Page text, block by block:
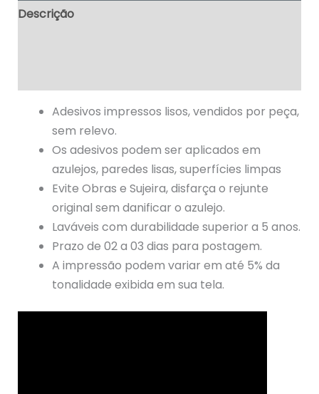
Descrição
Adesivos impressos lisos, vendidos por peça,
sem relevo.
Os adesivos podem ser aplicados em
azulejos, paredes lisas, superfícies limpas
Evite Obras e Sujeira, disfarça o rejunte
original sem danificar o azulejo.
Laváveis com durabilidade superior a 5 anos.
Prazo de 02 a 03 dias para postagem.
A impressão podem variar em até 5% da
tonalidade exibida em sua tela.